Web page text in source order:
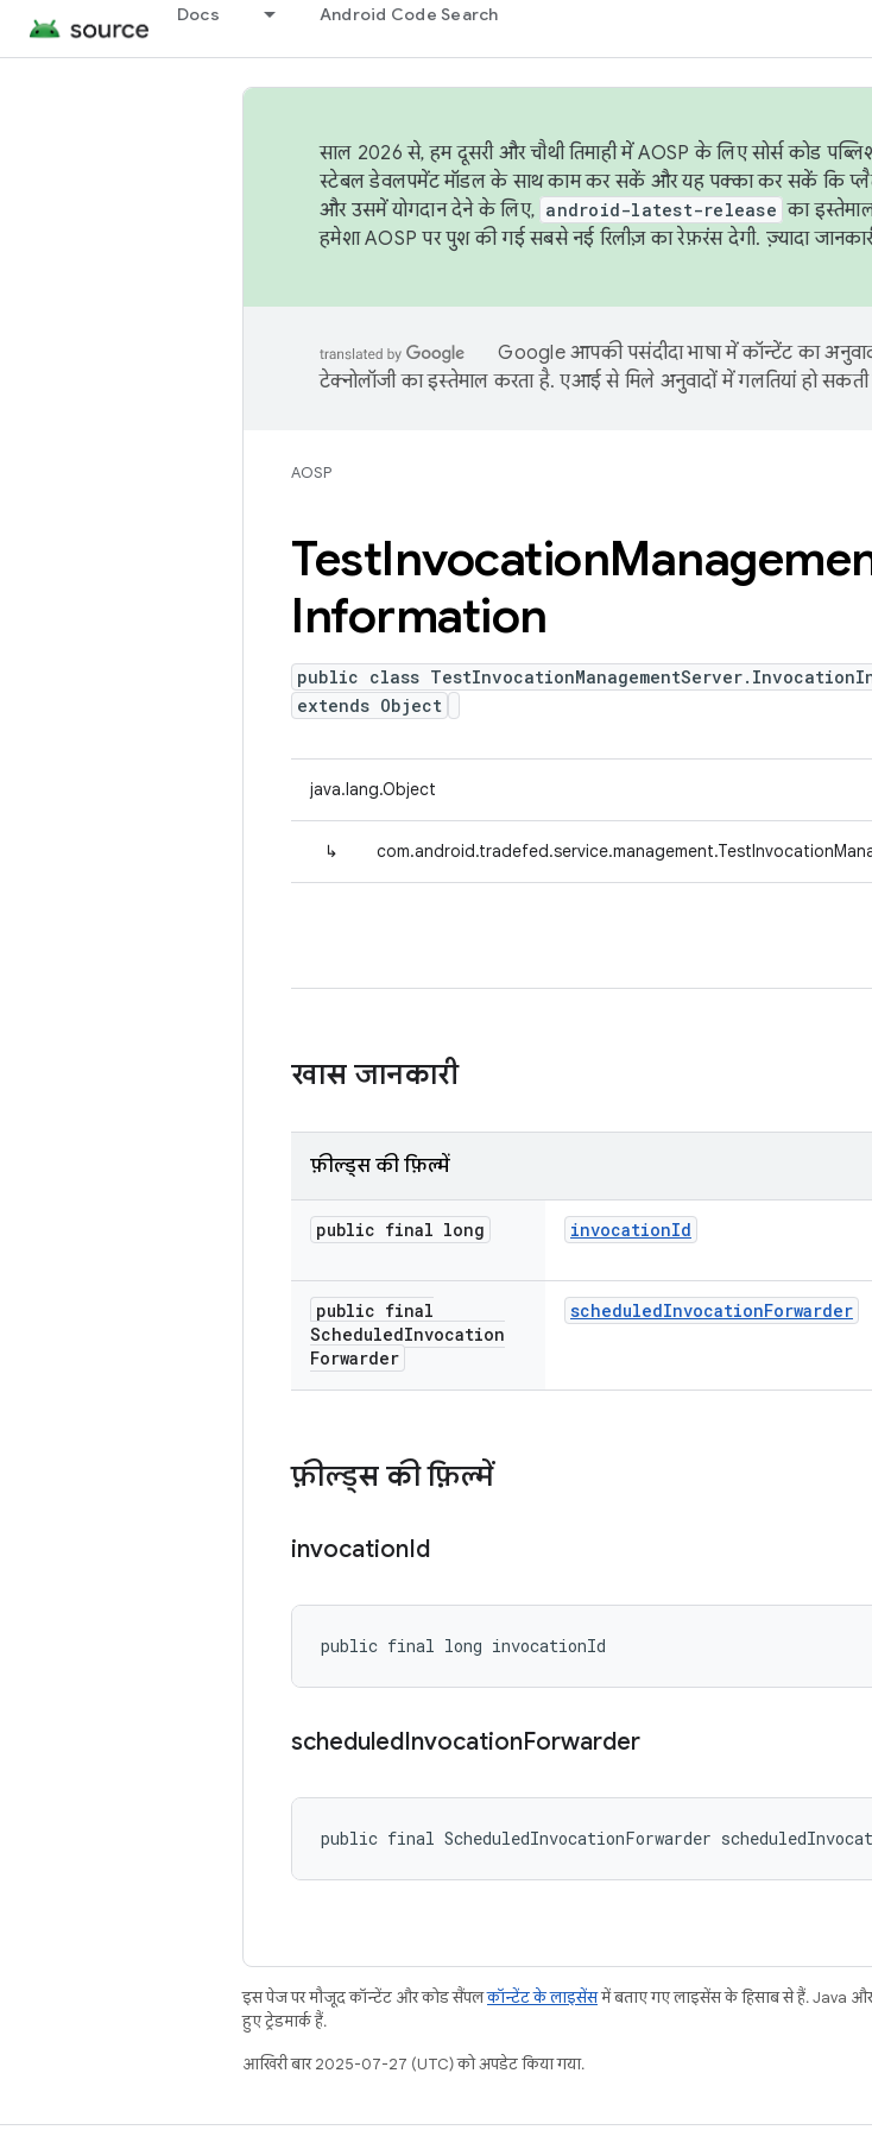
Docs Android Code Search
साल 2026 से, हम दूसरी और चौथी तिमाही में AOSP के लिए सोर्स कोड
स्टेबल डेवलपमेंट मॉडल के साथ काम कर सकें और यह पक्का कर सकें कि
और उसमें योगदान देने के लिए, android-latest-release का
हमेशा AOSP पर पुश की गई सबसे नई रिलीज़ का रेफ़रंस देगी. ज़्यादा
Google आपकी पसंदीदा भाषा में कॉन्टेंट का
टेक्नोलॉजी का इस्तेमाल करता है. एआई से मिले अनुवादों में गलतियां हो सकती
AOSP
TestInvocation
Information
public class
extends Object
java.lang.Object
↳
खास जानकारी
फ़ील्ड्स की फ़िल्में
public final long invocationId
public final
ScheduledInvocation
Forwarder
scheduledInvocationForwarder
फ़ील्ड्स की फ़िल्में
invocationId
public final long invocationId
scheduledInvocationForwarder
public final ScheduledInvocationForwarder
इस पेज पर मौजूद कॉन्टेंट और कोड सैंपलकॉन्टेंट के लाइसेंसमें बताए गए लाइसेंस के हिसाब से हैं. Java और
हुए ट्रेडमार्क हैं.
आखिरी बार 2025-07-27 (UTC) को अपडेट किया गया.